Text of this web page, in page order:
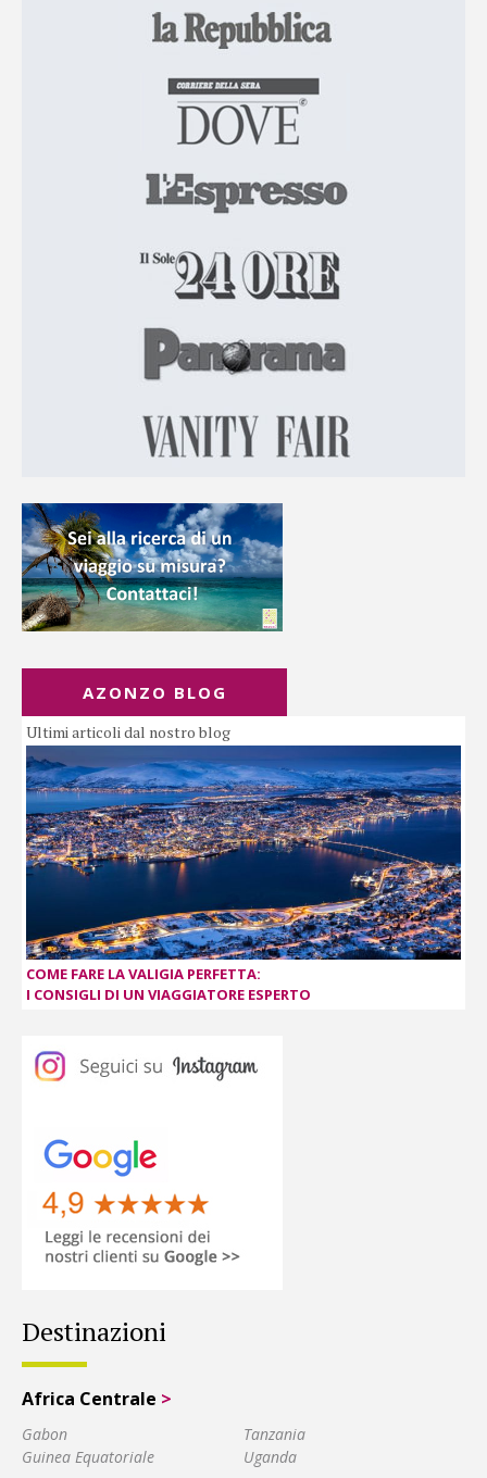
AZONZO BLOG
Ultimi articoli dal nostro blog
COME FARE LA VALIGIA PERFETTA:
I CONSIGLI DI UN VIAGGIATORE ESPERTO
Destinazioni
Africa Centrale >
Gabon
Guinea Equatoriale
Tanzania
Uganda